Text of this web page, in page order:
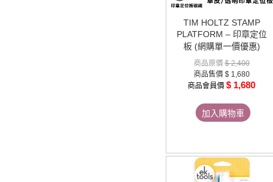
TIM HOLTZ STAMP
PLATFORM – 印章定位
板 (網購單一價優惠)
商品原價$ 2,400
商品售價 $ 1,680
商品會員價 $ 1,680
加入購物車